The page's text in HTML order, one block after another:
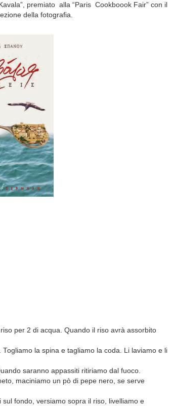
premiato alla “Paris Cookboook Fair” con il
della fotografia.
per 2 di acqua. Quando il riso avrà assorbito
la spina e tagliamo la coda. Li laviamo e li
saranno appassiti ritiriamo dal fuoco.
maciniamo un pò di pepe nero, se serve
fondo, versiamo sopra il riso, livelliamo e